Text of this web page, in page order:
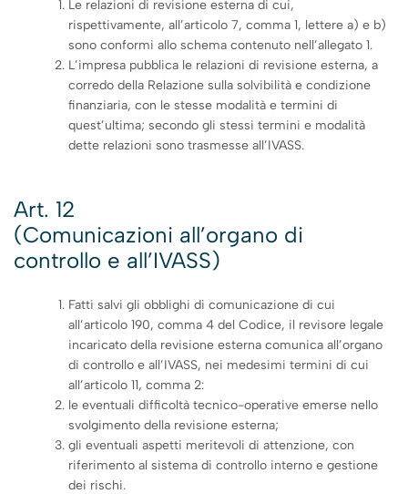
Le relazioni di revisione esterna di cui,
rispettivamente, all’articolo 7, comma 1, lettere a) e b)
sono conformi allo schema contenuto nell’allegato 1.
L’impresa pubblica le relazioni di revisione esterna, a
corredo della Relazione sulla solvibilità e condizione
finanziaria, con le stesse modalità e termini di
quest’ultima; secondo gli stessi termini e modalità
dette relazioni sono trasmesse all’IVASS.
Art. 12
(Comunicazioni all’organo di
controllo e all’IVASS)
Fatti salvi gli obblighi di comunicazione di cui
all’articolo 190, comma 4 del Codice, il revisore legale
incaricato della revisione esterna comunica all’organo
di controllo e all’IVASS, nei medesimi termini di cui
all’articolo 11, comma 2:
le eventuali difficoltà tecnico-operative emerse nello
svolgimento della revisione esterna;
gli eventuali aspetti meritevoli di attenzione, con
riferimento al sistema di controllo interno e gestione
dei rischi.